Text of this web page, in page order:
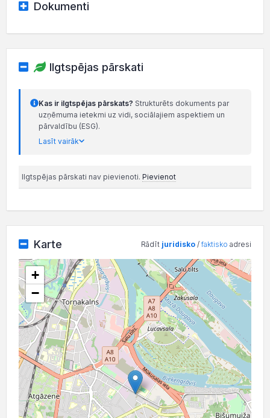
Dokumenti
Ilgtspējas pārskati
Kas ir ilgtspējas pārskats? Strukturēts dokuments par
uzņēmuma ietekmi uz vidi, sociālajiem aspektiem un
pārvaldību (ESG).
Lasīt vairāk
Ilgtspējas pārskati nav pievienoti. Pievienot
Karte Rādīt juridisko /faktisko adresi
+
−